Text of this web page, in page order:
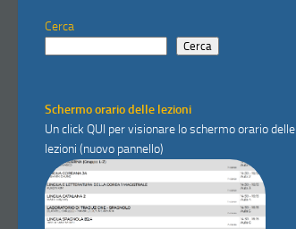
Cerca
Cerca
Schermo orario delle lezioni
Un click QUI per visionare lo schermo orario delle
lezioni (nuovo pannello)